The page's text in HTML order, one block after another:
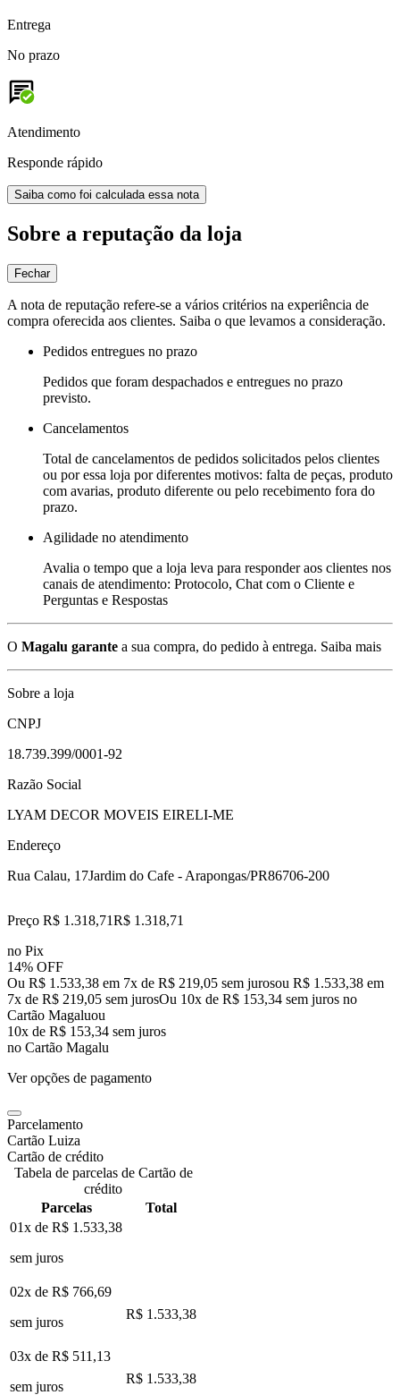
Entrega
No prazo
Atendimento
Responde rápido
Saiba como foi calculada essa nota
Sobre a reputação da loja
Fechar
A nota de reputação refere-se a vários critérios na experiência de
compra oferecida aos clientes. Saiba o que levamos a consideração.
Pedidos entregues no prazo
Pedidos que foram despachados e entregues no prazo
previsto.
Cancelamentos
Total de cancelamentos de pedidos solicitados pelos clientes
ou por essa loja por diferentes motivos: falta de peças, produto
com avarias, produto diferente ou pelo recebimento fora do
prazo.
Agilidade no atendimento
Avalia o tempo que a loja leva para responder aos clientes nos
canais de atendimento: Protocolo, Chat com o Cliente e
Perguntas e Respostas
O Magalu garante a sua compra, do pedido à entrega. Saiba mais
Sobre a loja
CNPJ
18.739.399/0001-92
Razão Social
LYAM DECOR MOVEIS EIRELI-ME
Endereço
Rua Calau, 17Jardim do Cafe - Arapongas/PR86706-200
Preço R$ 1.318,71R$ 1.318,71
no Pix
14% OFF
Ou R$ 1.533,38 em 7x de R$ 219,05 sem jurosou R$ 1.533,38 em
7x de R$ 219,05 sem jurosOu 10x de R$ 153,34 sem juros no
Cartão Magaluou
10x de R$ 153,34 sem juros
no Cartão Magalu
Ver opções de pagamento
Parcelamento
Cartão Luiza
Cartão de crédito
Tabela de parcelas de Cartão de
crédito
Parcelas
Total
01x de R$ 1.533,38
sem juros
02x de R$ 766,69
sem juros
R$ 1.533,38
03x de R$ 511,13
sem juros
R$ 1.533,38